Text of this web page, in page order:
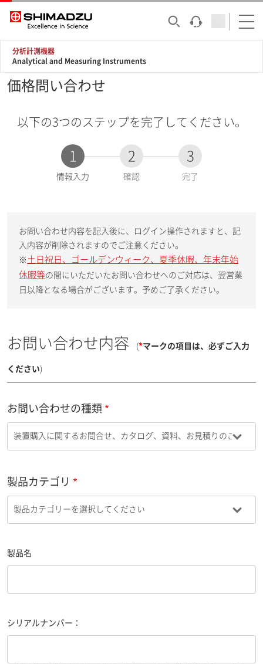
分析計測機器
Analytical and Measuring Instruments
価格問い合わせ
以下の3つのステップを完了してください。
1
現
情報入力
2
確認
3
完了
お問い合わせ内容を記入後に、ログイン操作されますと、記
入内容が削除されますのでご注意ください。
※ 土日祝日、ゴールデンウィーク、夏季休暇、年末年始
休暇等の間にいただいたお問い合わせへのご対応は、翌営業
日以降となる場合がございます。予めご了承ください。
お問い合わせ内容 (*マークの項目は、必ずご入力
ください)
お問い合わせの種類
製品カテゴリ
製品名
シリアルナンバー：